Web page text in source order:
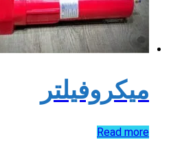
میکروفیلتر
Read more